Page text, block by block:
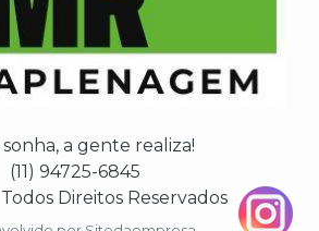
sonha, a gente realiza!
(11) 94725-6845
Direitos Reservados